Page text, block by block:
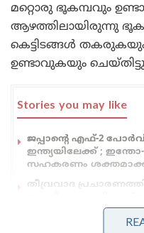
മറ്റൊരു ഭൂകമ്പവും
ആഴത്തിലായിരുന്നു
കെട്ടിടങ്ങൾ
ഉണ്ടാവുകയും
Stories you may like
ജപ്പാന്റെ എഫ്-2
ഇന്ത്യയിലേക്ക് ;
സഹകരണം
തീവ്രവാദ
പ്രസിദ്ധീകരണങ്ങൾ